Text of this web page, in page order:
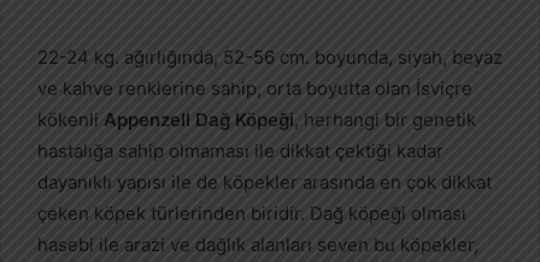
22-24 kg. ağırlığında, 52-56 cm. boyunda, siyah, beyaz
ve kahve renklerine sahip, orta boyutta olan İsviçre
kökenli Appenzell Dağ Köpeği, herhangi bir genetik
hastalığa sahip olmaması ile dikkat çektiği kadar
dayanıklı yapısı ile de köpekler arasında en çok dikkat
çeken köpek türlerinden biridir. Dağ köpeği olması
hasebi ile arazi ve dağlık alanları seven bu köpekler,